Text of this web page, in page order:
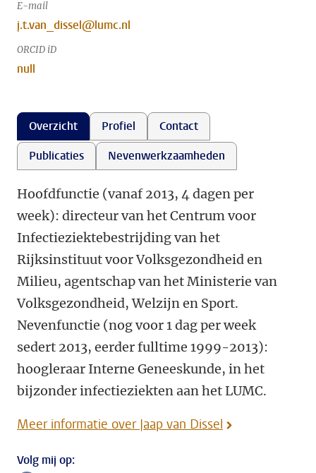
E-mail
j.t.van_dissel@lumc.nl
ORCID iD
null
Overzicht Profiel
Contact
Publicaties
Nevenwerkzaamheden
Hoofdfunctie (vanaf 2013, 4 dagen per
week): directeur van het Centrum voor
Infectieziektebestrijding van het
Rijksinstituut voor Volksgezondheid en
Milieu, agentschap van het Ministerie van
Volksgezondheid, Welzijn en Sport.
Nevenfunctie (nog voor 1 dag per week
sedert 2013, eerder fulltime 1999-2013):
hoogleraar Interne Geneeskunde, in het
bijzonder infectieziekten aan het LUMC.
Meer informatie over Jaap van Dissel
Volg mij op: